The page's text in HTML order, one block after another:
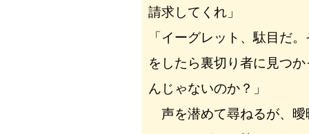
請求してくれ」
「イーグレット、駄目だ
をしたら裏切り者に見つ
んじゃないのか？」
声を潜めて尋ねるが、曖